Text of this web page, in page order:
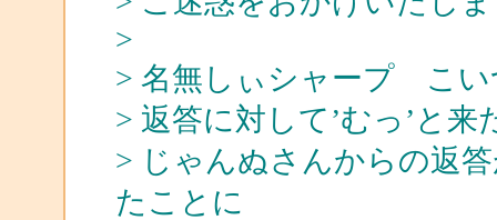
>
> 名無しぃシャープ こい
> 返答に対して’むっ’と
> じゃんぬさんからの返
たことに